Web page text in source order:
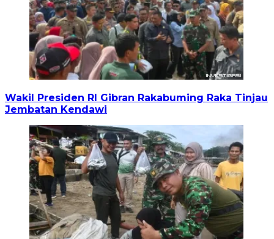
Wakil Presiden RI Gibran Rakabuming Raka Tinjau
Jembatan Kendawi